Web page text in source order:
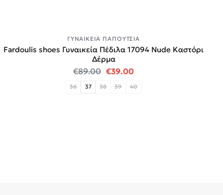
ΓΥΝΑΙΚΕΊΑ ΠΑΠΟΎΤΣΙΑ
Fardoulis shoes Γυναικεία Πέδιλα 17094 Nude Καστόρι
Δέρμα
€89.00 Original price was: €89.00.
€39.00Η τρέχουσα τιμή
36 37 38 39 40